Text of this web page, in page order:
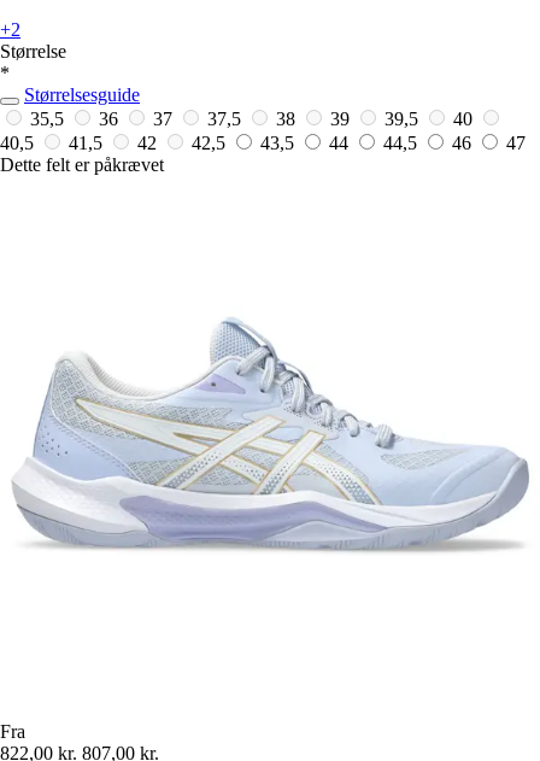
+2
Størrelse
*
Størrelsesguide
35,5
36 37 37,5 38 39 39,5
40
40,5
41,5 42 42,5 43,5 44 44,5 46
47
Dette felt er påkrævet
Fra
822,00 kr. 807,00 kr.